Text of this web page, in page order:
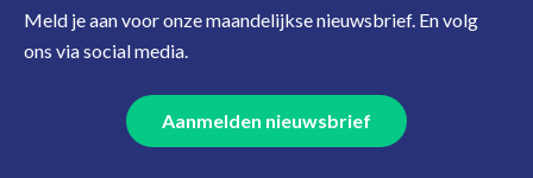
Meld je aan voor onze maandelijkse nieuwsbrief. En volg
ons via social media.
Aanmelden nieuwsbrief